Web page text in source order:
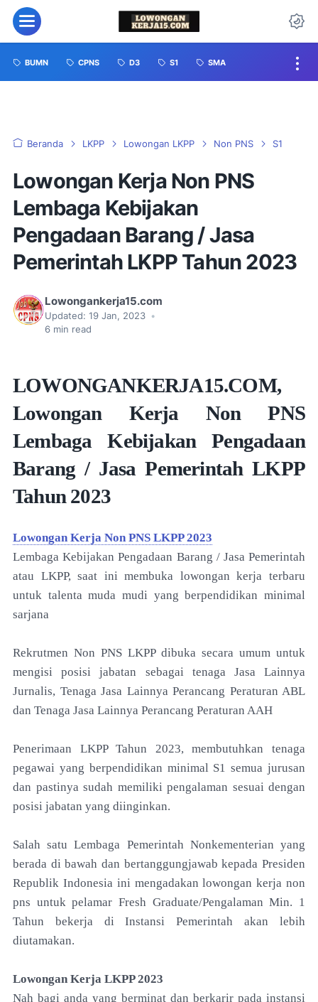
BUMN CPNS D3 S1 SMA
Beranda LKPP Lowongan LKPP Non PNS S1
Lowongan Kerja Non PNS
Lembaga Kebijakan
Pengadaan Barang / Jasa
Pemerintah LKPP Tahun 2023
Lowongankerja15.com
Updated: 19 Jan, 2023 •
6 min read
LOWONGANKERJA15.COM,
Lowongan Kerja Non PNS
Lembaga Kebijakan Pengadaan
Barang / Jasa Pemerintah LKPP
Tahun 2023
Lowongan Kerja Non PNS LKPP 2023
Lembaga Kebijakan Pengadaan Barang / Jasa Pemerintah
atau LKPP, saat ini membuka lowongan kerja terbaru
untuk talenta muda mudi yang berpendidikan minimal
sarjana
Rekrutmen Non PNS LKPP dibuka secara umum untuk
mengisi posisi jabatan sebagai tenaga Jasa Lainnya
Jurnalis, Tenaga Jasa Lainnya Perancang Peraturan ABL
dan Tenaga Jasa Lainnya Perancang Peraturan AAH
Penerimaan LKPP Tahun 2023, membutuhkan tenaga
pegawai yang berpendidikan minimal S1 semua jurusan
dan pastinya sudah memiliki pengalaman sesuai dengan
posisi jabatan yang diinginkan.
Salah satu Lembaga Pemerintah Nonkementerian yang
berada di bawah dan bertanggungjawab kepada Presiden
Republik Indonesia ini mengadakan lowongan kerja non
pns untuk pelamar Fresh Graduate/Pengalaman Min. 1
Tahun bekerja di Instansi Pemerintah akan lebih
diutamakan.
Lowongan Kerja LKPP 2023
Nah bagi anda yang berminat dan berkarir pada instansi